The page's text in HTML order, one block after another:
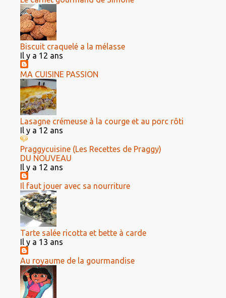
Biscuit craquelé a la mélasse
Il y a 12 ans
MA CUISINE PASSION
Lasagne crémeuse à la courge et au porc rôti
Il y a 12 ans
Praggycuisine (Les Recettes de Praggy)
DU NOUVEAU
Il y a 12 ans
Il faut jouer avec sa nourriture
Tarte salée ricotta et bette à carde
Il y a 13 ans
Au royaume de la gourmandise